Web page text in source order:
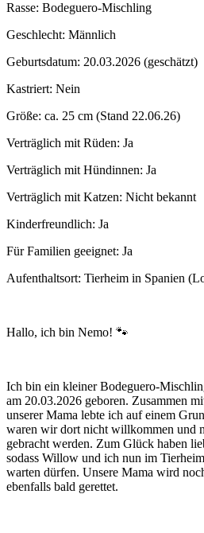
Rasse: Bodeguero-Mischling
Geschlecht: Männlich
Geburtsdatum: 20.03.2026 (geschätzt)
Kastriert: Nein
Größe: ca. 25 cm (Stand 22.06.26)
Verträglich mit Rüden: Ja
Verträglich mit Hündinnen: Ja
Verträglich mit Katzen: Nicht bekannt
Kinderfreundlich: Ja
Für Familien geeignet: Ja
Aufenthaltsort: Tierheim in Spanien
Hallo, ich bin Nemo! 🐾
Ich bin ein kleiner Bodeguero-
am 20.03.2026 geboren. Zusammen
unserer Mama lebte ich auf einem
waren wir dort nicht willkommen und
gebracht werden. Zum Glück haben
sodass Willow und ich nun im
warten dürfen. Unsere Mama wird
ebenfalls bald gerettet.